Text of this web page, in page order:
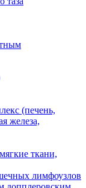
(печень,
железа,
ткани,
лимфоузлов